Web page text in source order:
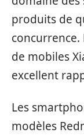
produits de
concurrence.
de mobiles
excellent
Les
modèles